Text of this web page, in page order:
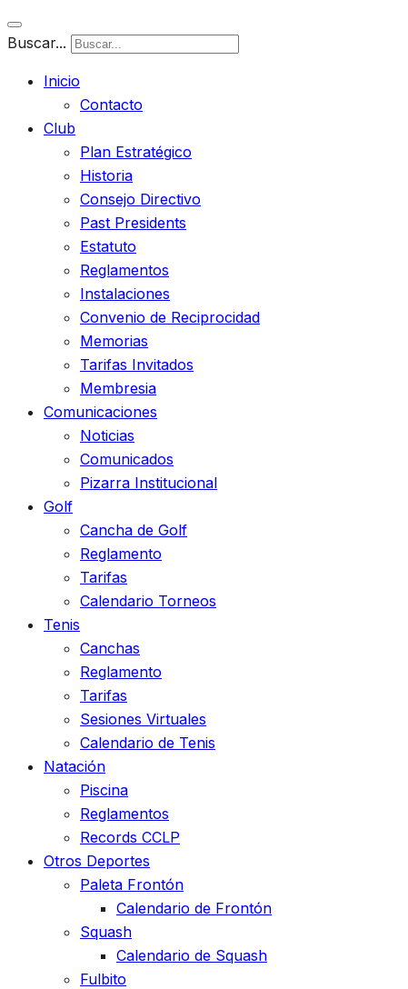
Buscar...
Inicio
Contacto
Club
Plan Estratégico
Historia
Consejo Directivo
Past Presidents
Estatuto
Reglamentos
Instalaciones
Convenio de Reciprocidad
Memorias
Tarifas Invitados
Membresia
Comunicaciones
Noticias
Comunicados
Pizarra Institucional
Golf
Cancha de Golf
Reglamento
Tarifas
Calendario Torneos
Tenis
Canchas
Reglamento
Tarifas
Sesiones Virtuales
Calendario de Tenis
Natación
Piscina
Reglamentos
Records CCLP
Otros Deportes
Paleta Frontón
Calendario de Frontón
Squash
Calendario de Squash
Fulbito